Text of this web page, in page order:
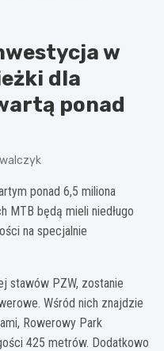
w
dla
ponad
ponad 6,5 miliona
MTB będą mieli niedługo
na specjalnie
stawów PZW, zostanie
Wśród nich znajdzie
Rowerowy Park
425 metrów. Dodatkowo